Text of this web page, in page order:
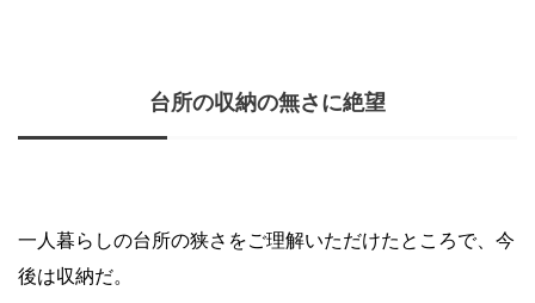
台所の収納の無さに絶望
一人暮らしの台所の狭さをご理解いただけたところで、今
後は収納だ。